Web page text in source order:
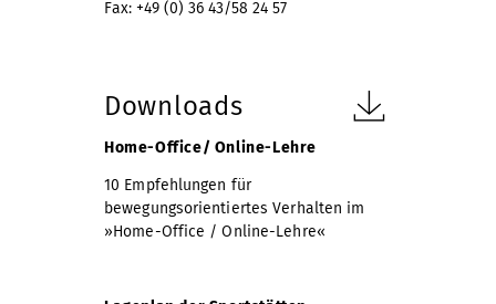
Fax: +49 (0) 36 43/58 24 57
Downloads
Home-Office/ Online-Lehre
10 Empfehlungen für
bewegungsorientiertes Verhalten im
»Home-Office / Online-Lehre«